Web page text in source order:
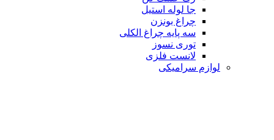
جا لوله استیل
چراغ بونزن
سه پایه چراغ الکلی
توری نسوز
لانست فلزی
لوازم سرامیکی